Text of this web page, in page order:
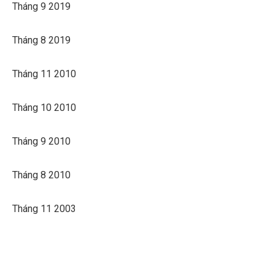
Tháng 9 2019
Tháng 8 2019
Tháng 11 2010
Tháng 10 2010
Tháng 9 2010
Tháng 8 2010
Tháng 11 2003